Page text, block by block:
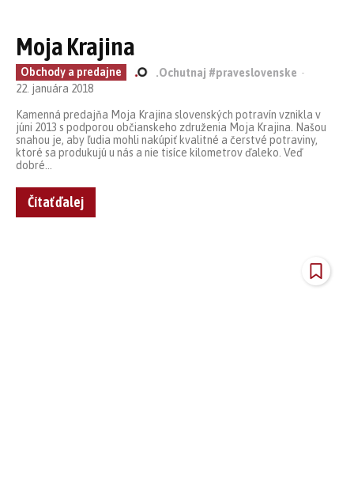
Moja Krajina
Obchody a predajne .Ochutnaj #praveslovenske -
22. januára 2018
Kamenná predajňa Moja Krajina slovenských potravín vznikla v
júni 2013 s podporou občianskeho združenia Moja Krajina. Našou
snahou je, aby ľudia mohli nakúpiť kvalitné a čerstvé potraviny,
ktoré sa produkujú u nás a nie tisíce kilometrov ďaleko. Veď
dobré...
Čítať ďalej